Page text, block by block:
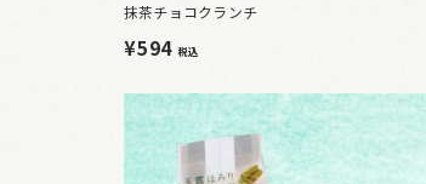
抹茶チョコクランチ
¥594 税込